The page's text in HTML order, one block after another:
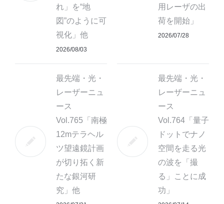
れ」を“地
図”のように可
視化」他
2026/08/03
用レーザの出
荷を開始」
2026/07/28
最先端・光・
レーザーニュ
ース
Vol.765「南極
12mテラヘル
ツ望遠鏡計画
が切り拓く新
たな銀河研
究」他
最先端・光・
レーザーニュ
ース
Vol.764「量子
ドットでナノ
空間を走る光
の波を「撮
る」ことに成
功」